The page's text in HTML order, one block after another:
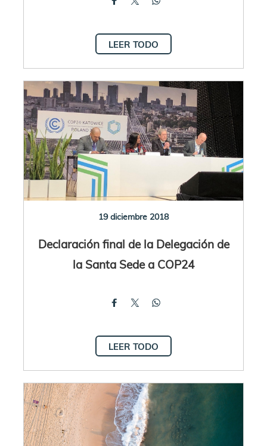
LEER TODO
19 diciembre 2018
Declaración final de la Delegación de
la Santa Sede a COP24
LEER TODO